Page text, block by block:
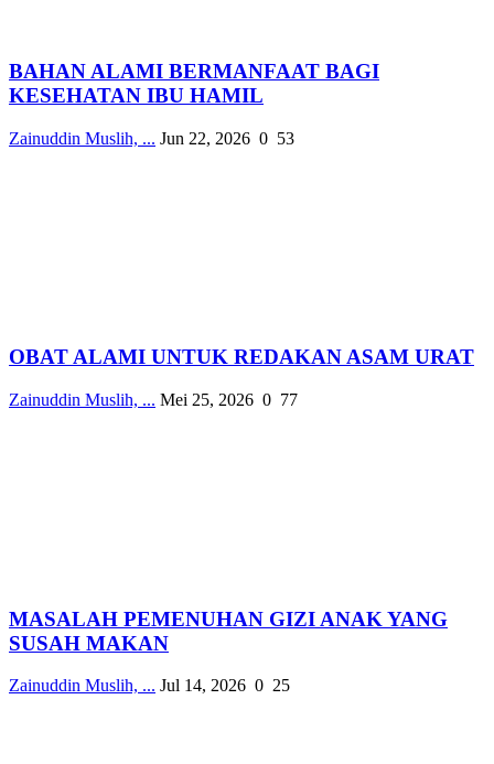
BAHAN ALAMI BERMANFAAT BAGI
KESEHATAN IBU HAMIL
Zainuddin Muslih, ... Jun 22, 2026 0 53
OBAT ALAMI UNTUK REDAKAN ASAM URAT
Zainuddin Muslih, ... Mei 25, 2026 0 77
MASALAH PEMENUHAN GIZI ANAK YANG
SUSAH MAKAN
Zainuddin Muslih, ... Jul 14, 2026 0 25